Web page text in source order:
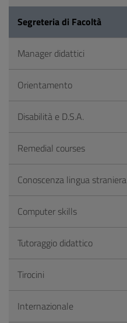
Segreteria di Facoltà
Manager didattici
Orientamento
Disabilità e D.S.A.
Remedial courses
Conoscenza lingua straniera
Computer skills
Tutoraggio didattico
Tirocini
Internazionale